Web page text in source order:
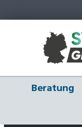
Beratung